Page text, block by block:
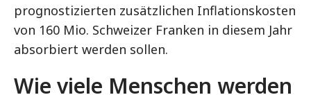
prognostizierten zusätzlichen Inflationskosten
von 160 Mio. Schweizer Franken in diesem Jahr
absorbiert werden sollen.
Wie viele Menschen werden